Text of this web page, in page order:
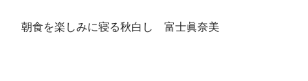
朝食を楽しみに寝る秋白し 富士眞奈美